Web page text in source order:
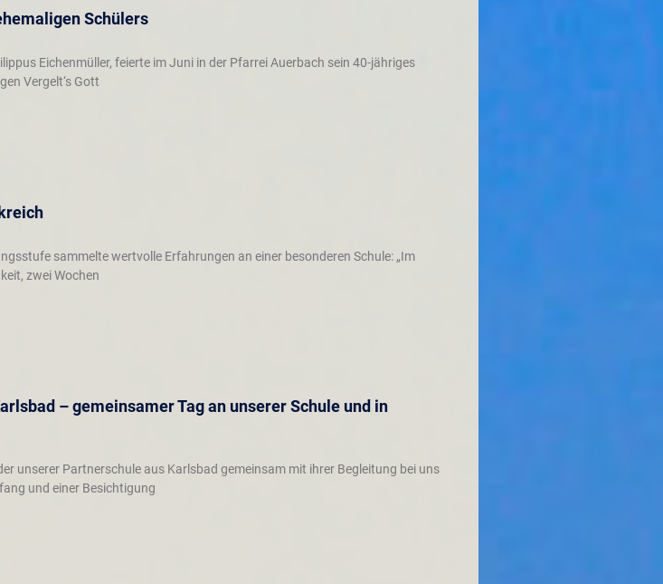
Schülers
Eichenmüller, feierte im Juni in der Pfarrei Auerbach sein 40-jähriges
Vergelt‘s Gott
sammelte wertvolle Erfahrungen an einer besonderen Schule: „Im
zwei Wochen
– gemeinsamer Tag an unserer Schule und in
unserer Partnerschule aus Karlsbad gemeinsam mit ihrer Begleitung bei uns
und einer Besichtigung